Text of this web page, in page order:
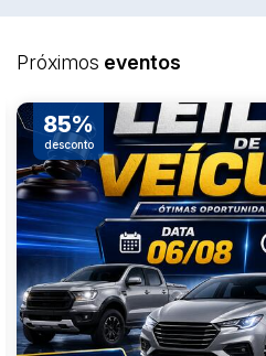
Eletrodomésticos
Veículos
Carro sucata
Carros populares
Judiciais Extrajudiciais
Faixa de valor
R$ até
Próximos eventos
85%
desconto